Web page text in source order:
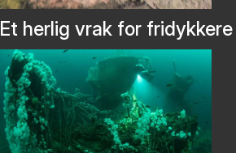
Et herlig vrak for fridykkere